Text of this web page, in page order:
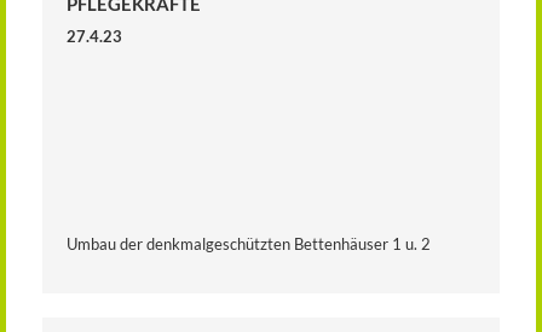
27.4.23
Umbau der denkmalgeschützten Bettenhäuser 1 u. 2